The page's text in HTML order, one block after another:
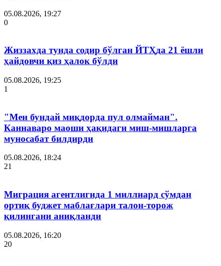
05.08.2026, 19:27
0
Жиззахда тунда содир бўлган ЙТҲда 21 ёшли
ҳайдовчи қиз ҳалок бўлди
05.08.2026, 19:25
1
"Мен бундай миқдорда пул олмайман".
Каннаваро маоши ҳақидаги миш-мишларга
муносабат билдирди
05.08.2026, 18:24
21
Миграция агентлигида 1 миллиард сўмдан
ортиқ буджет маблағлари талон-торож
қилингани аниқланди
05.08.2026, 16:20
20